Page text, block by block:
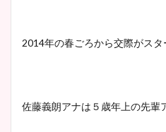
2014年の春ごろから交際がスタ
佐藤義朗アナは５歳年上の先輩